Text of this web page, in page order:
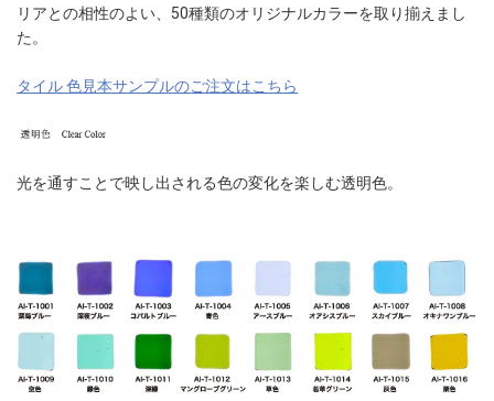
リアとの相性のよい、50種類のオリジナルカラーを取り揃えまし
た。
タイル 色見本サンプルのご注文はこちら
光を通すことで映し出される色の変化を楽しむ透明色。